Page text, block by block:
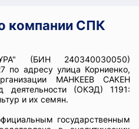
компании СПК
(БИН 240340030050)
по адресу улица Корниенко,
МАНКЕЕВ САКЕН
деятельности (ОКЭД) 1191:
и их семян.
государственным